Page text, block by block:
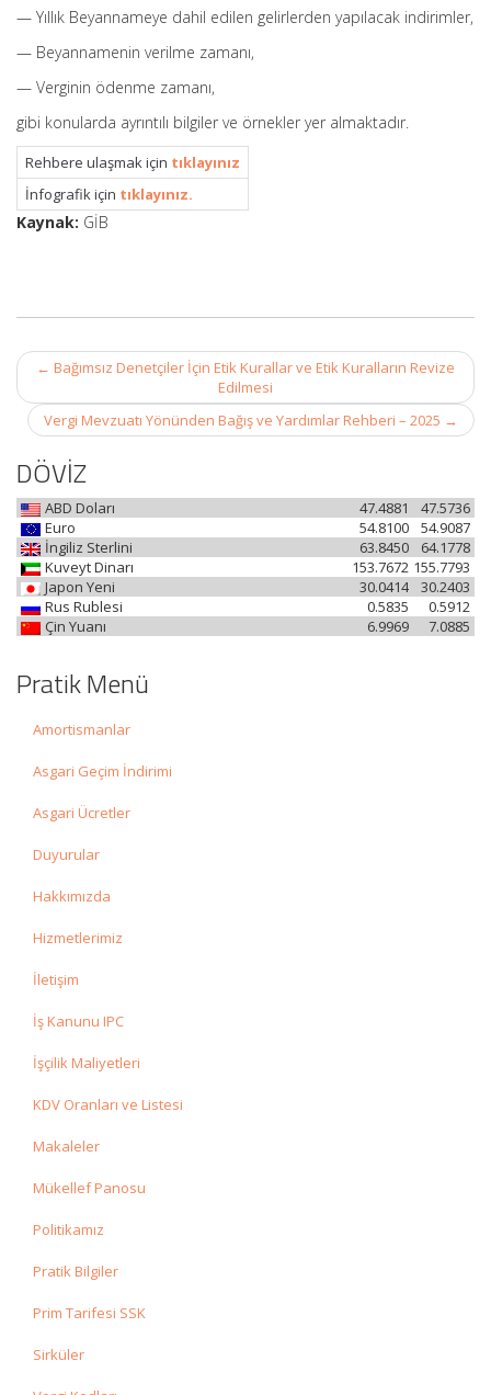
— Yıllık Beyannameye dahil edilen gelirlerden yapılacak indirimler,
— Beyannamenin verilme zamanı,
— Verginin ödenme zamanı,
gibi konularda ayrıntılı bilgiler ve örnekler yer almaktadır.
Rehbere ulaşmak için tıklayınız
İnfografik için tıklayınız.
Kaynak: GİB
Post
navigation
← Bağımsız Denetçiler İçin Etik Kurallar ve Etik Kuralların Revize
Edilmesi
Vergi Mevzuatı Yönünden Bağış ve Yardımlar Rehberi – 2025 →
DÖVİZ
ABD Doları 47.5736
47.4881
Euro
54.9087
54.8100
İngiliz Sterlini
64.1778
63.8450
Kuveyt Dinarı
155.7793
153.7672
Japon Yeni
30.2403
30.0414
Rus Rublesi
0.5912
0.5835
Çin Yuanı
7.0885
6.9969
Pratik Menü
Amortismanlar
Asgari Geçim İndirimi
Asgari Ücretler
Duyurular
Hakkımızda
Hizmetlerimiz
İletişim
İş Kanunu IPC
İşçilik Maliyetleri
KDV Oranları ve Listesi
Makaleler
Mükellef Panosu
Politikamız
Pratik Bilgiler
Prim Tarifesi SSK
Sirküler